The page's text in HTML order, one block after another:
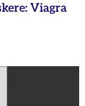
Viagra